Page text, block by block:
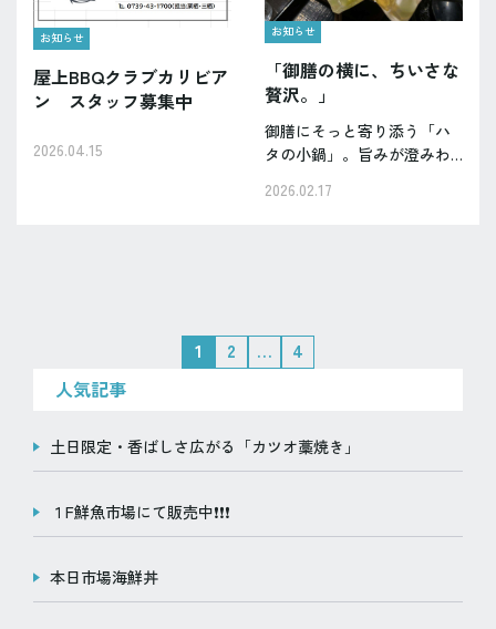
お知らせ
屋上BBQクラブカリビア
ン スタッフ募集中
2026.04.15
お知らせ
「御膳の横に、ちいさな
贅沢。」
御膳にそっと寄り添う「ハ
タの小鍋」。旨みが澄みわ
らとしたハタの身がほろり
2026.02.17
投
ペ
ー
送
1 2 …
4
人気記事
土日限定・香ばしさ広がる「カツオ藁焼き」
１F鮮魚市場にて販売中❗️❗️❗️
本日市場海鮮丼